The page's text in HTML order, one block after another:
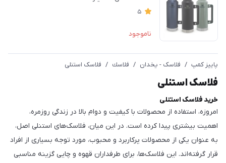
5
ناموجود
پاییز کمپ / فلاسک - یخدان / فلاسك / فلاسک استنلی
فلاسک استنلی
خرید فلاسک استنلی
امروزه، استفاده از محصولات با کیفیت و دوام بالا در زندگی روزمره،
اهمیت بیشتری پیدا کرده است. در این میان، فلاسک‌های استنلی اصل،
به عنوان یکی از محصولات پرکاربرد و محبوب، مورد توجه بسیاری از افراد
قرار گرفته‌اند. این فلاسک‌ها، برای طرفداران قهوه و چایی گزینه مناسبی